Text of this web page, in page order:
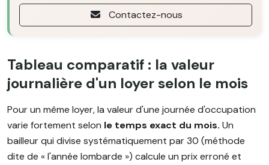
Contactez-nous
Tableau comparatif : la valeur
journalière d'un loyer selon le mois
Pour un même loyer, la valeur d'une journée d'occupation
varie fortement selon le temps exact du mois. Un
bailleur qui divise systématiquement par 30 (méthode
dite de « l'année lombarde ») calcule un prix erroné et